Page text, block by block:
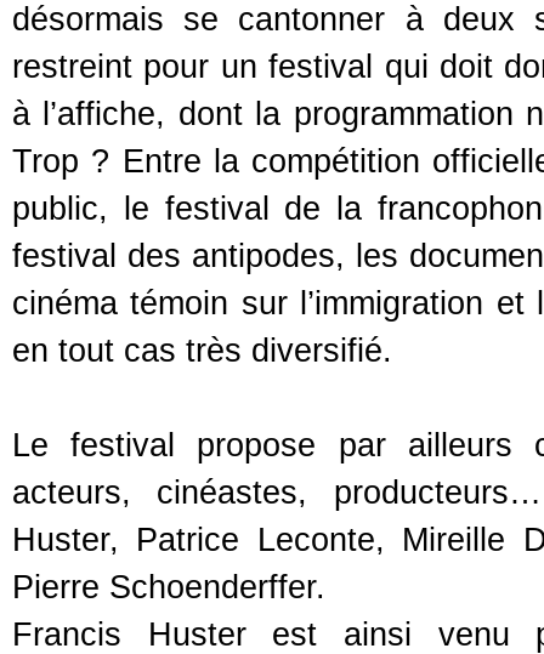
désormais se cantonner à deux
restreint pour un festival qui doit
à l’affiche, dont la programmation
Trop ? Entre la compétition
public, le festival de la
festival des antipodes, les
cinéma témoin sur l’immigration
en tout cas très diversifié.
Le festival propose par ailleurs
acteurs, cinéastes,
Huster, Patrice Leconte, Mireille
Pierre Schoenderffer.
Francis Huster est ainsi venu